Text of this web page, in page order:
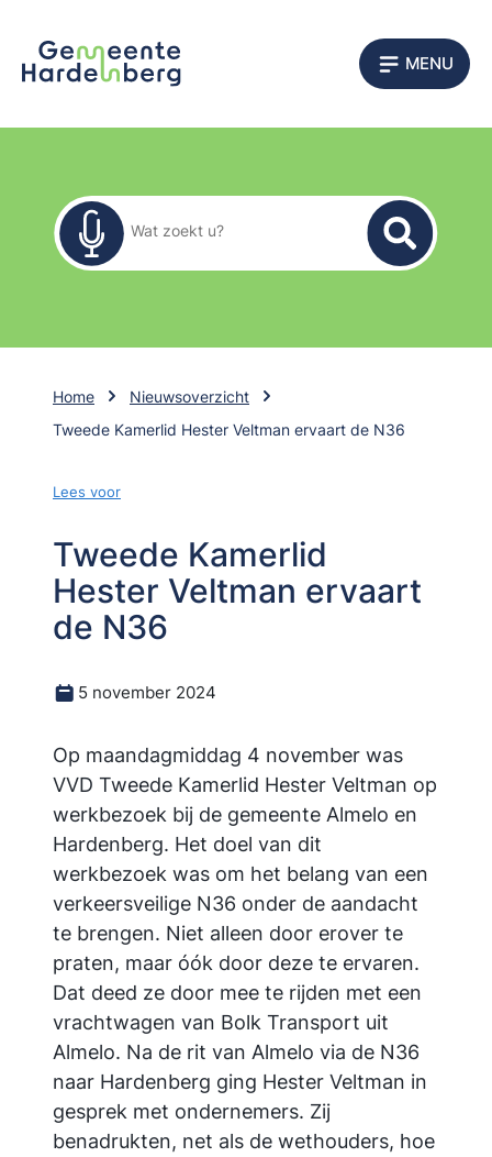
MENU
Zoekformulier
Wat zoekt u?
Home
Nieuwsoverzicht
Tweede Kamerlid Hester Veltman ervaart de N36
Lees voor
Tweede Kamerlid
Hester Veltman ervaart
de N36
5 november 2024
Op maandagmiddag 4 november was
VVD Tweede Kamerlid Hester Veltman op
werkbezoek bij de gemeente Almelo en
Hardenberg. Het doel van dit
werkbezoek was om het belang van een
verkeersveilige N36 onder de aandacht
te brengen. Niet alleen door erover te
praten, maar óók door deze te ervaren.
Dat deed ze door mee te rijden met een
vrachtwagen van Bolk Transport uit
Almelo. Na de rit van Almelo via de N36
naar Hardenberg ging Hester Veltman in
gesprek met ondernemers. Zij
benadrukten, net als de wethouders, hoe